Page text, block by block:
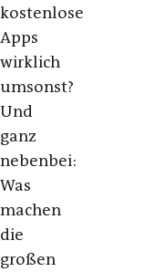
kostenlose
Apps
wirklich
umsonst?
Und
ganz
nebenbei:
Was
machen
die
großen